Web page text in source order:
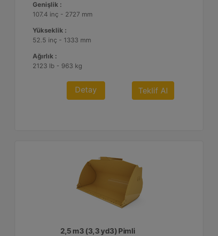
Genişlik :
107.4 inç - 2727 mm
Yükseklik :
52.5 inç - 1333 mm
Ağırlık :
2123 lb - 963 kg
Detay Teklif Al
2,5 m3 (3,3 yd3) Pimli